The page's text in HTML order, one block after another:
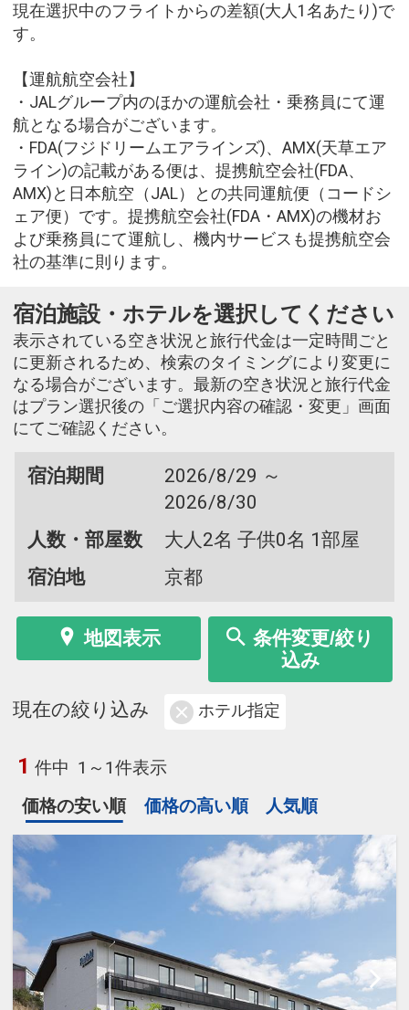
現在選択中のフライトからの差額(大人1名あたり)で
す。
【運航航空会社】
・JALグループ内のほかの運航会社・乗務員にて運
航となる場合がございます。
・FDA(フジドリームエアラインズ)、AMX(天草エア
ライン)の記載がある便は、提携航空会社(FDA、
AMX)と日本航空（JAL）との共同運航便（コードシ
ェア便）です。提携航空会社(FDA・AMX)の機材お
よび乗務員にて運航し、機内サービスも提携航空会
社の基準に則ります。
宿泊施設・ホテルを選択してください
表示されている空き状況と旅行代金は一定時間ごと
に更新されるため、検索のタイミングにより変更に
なる場合がございます。最新の空き状況と旅行代金
はプラン選択後の「ご選択内容の確認・変更」画面
にてご確認ください。
宿泊期間
2026/8/29 ～
2026/8/30
人数・部屋数
大人2名 子供0名 1部屋
宿泊地
京都
地図表示
条件変更/絞り
込み
現在の絞り込み ホテル指定
1 件中 1～1件表示
価格の安い順
価格の高い順 人気順